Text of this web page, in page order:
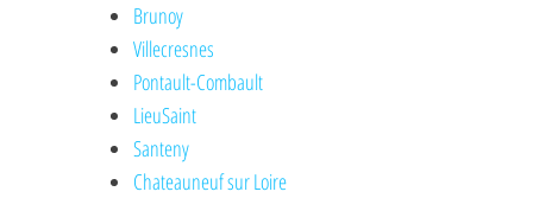
Brunoy
Villecresnes
Pontault-Combault
LieuSaint
Santeny
Chateauneuf sur Loire